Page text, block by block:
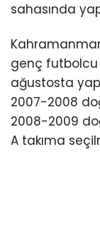
sahasında
genç futbolcu
ağustosta
2007-2008
2008-2009
A takıma